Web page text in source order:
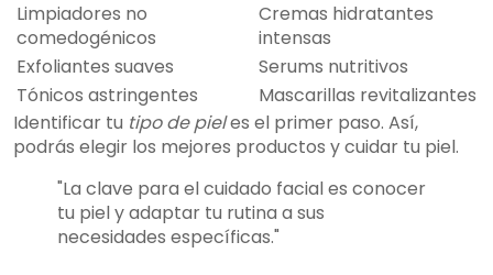
Limpiadores no
comedogénicos
Cremas hidratantes
intensas
Exfoliantes suaves
Serums nutritivos
Tónicos astringentes
Mascarillas revitalizantes
Identificar tu tipo de pieles el primer paso. Así,
podrás elegir los mejores productos y cuidar tu piel.
"La clave para el cuidado facial es conocer
tu piel y adaptar tu rutina a sus
necesidades específicas."